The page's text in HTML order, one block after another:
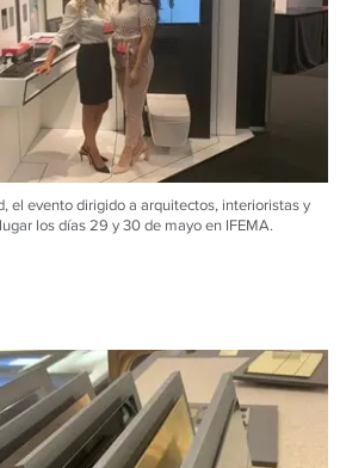
el evento dirigido a arquitectos, interioristas y
los días 29 y 30 de mayo en IFEMA.